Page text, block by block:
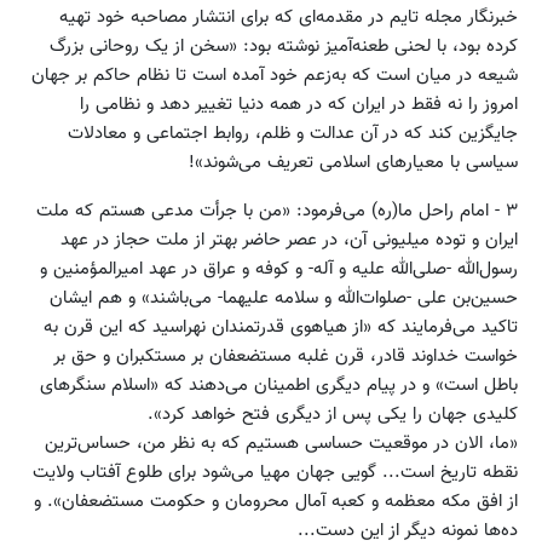
خبرنگار مجله تایم در مقدمه‌ای که برای انتشار مصاحبه خود تهیه
کرده بود، با لحنی طعنه‌آمیز نوشته بود: «‬‌سخن از یک روحانی بزرگ
شیعه در میان است که به‌زعم خود آمده است تا نظام حاکم بر جهان
امروز را نه فقط در ایران که در همه دنیا تغییر دهد و نظامی را
جایگزین کند که در آن عدالت و ظلم، روابط اجتماعی و معادلات
سیاسی با معیارهای اسلامی تعریف می‌شوند»!
۳ - امام راحل ما(ره) می‌فرمود: «‌من با جرأت مدعی هستم که ملت
ایران و توده میلیونی آن، در عصر حاضر بهتر از ملت حجاز در عهد
رسول‌الله -صلی‌الله علیه و آله- و کوفه و عراق در عهد امیرالمؤمنین و
حسین‌بن علی -صلوات‌الله و سلامه علیهما- می‌باشند» و هم ایشان
تاکید می‌فرمایند که «‌از هیاهوی قدرتمندان نهراسید که این قرن به
خواست خداوند قادر، قرن غلبه مستضعفان بر مستکبران و حق بر
باطل است» و در پیام دیگری اطمینان می‌دهند که «‌اسلام سنگرهای
کلیدی جهان را یکی پس از دیگری فتح خواهد کرد».
«ما، الان در موقعیت حساسی هستیم که به نظر من، حساس‌ترین
نقطه تاریخ است... گویی جهان مهیا می‌شود برای طلوع آفتاب ولایت
از افق مکه معظمه و کعبه آمال محرومان و حکومت مستضعفان». و
ده‌ها نمونه دیگر از این دست‌...